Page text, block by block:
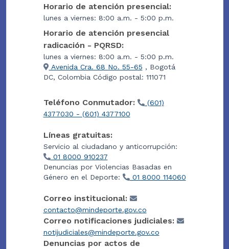
Horario de atención presencial:
lunes a viernes: 8:00 a.m. - 5:00 p.m.
Horario de atención presencial
radicación - PQRSD:
lunes a viernes: 8:00 a.m. - 5:00 p.m.
Avenida Cra. 68 No. 55-65 , Bogotá
DC, Colombia Código postal: 111071
Teléfono Conmutador:
(601)
4377030 - (601) 4377100
Líneas gratuitas:
Servicio al ciudadano y anticorrupción:
01 8000 910237
Denuncias por Violencias Basadas en
Género en el Deporte:
01 8000 114060
Correo institucional:
contacto@mindeporte.gov.co
Correo notificaciones judiciales:
notijudiciales@mindeporte.gov.co
Denuncias por actos de